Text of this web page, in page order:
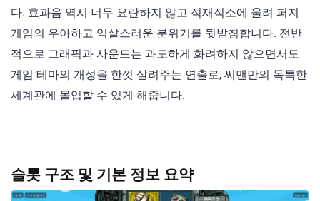
다. 효과음 역시 너무 요란하지 않고 적재적소에 울려 퍼져
게임의 우아하고 익살스러운 분위기를 뒷받침합니다. 전반
적으로 그래픽과 사운드는 과도하게 화려하지 않으면서도
게임 테마의 개성을 한껏 살려주는 연출로, 씨맨만의 독특한
세계관에 몰입할 수 있게 해줍니다.
슬롯 구조 및 기본 정보 요약